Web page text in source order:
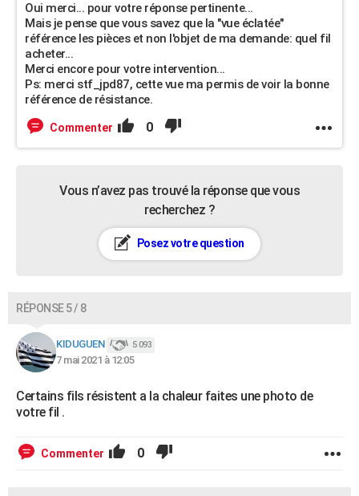
Oui merci... pour votre réponse pertinente...
Mais je pense que vous savez que la "vue éclatée"
référence les pièces et non l'objet de ma demande: quel fil
acheter...
Merci encore pour votre intervention...
Ps: merci stf_jpd87, cette vue ma permis de voir la bonne
référence de résistance.
Commenter 0
Vous n’avez pas trouvé la réponse que vous
recherchez ?
Posez votre question
RÉPONSE 5 / 8
KIDUGUEN 5 093
7 mai 2021 à 12:05
Certains fils résistent a la chaleur faites une photo de
votre fil .
Commenter 0